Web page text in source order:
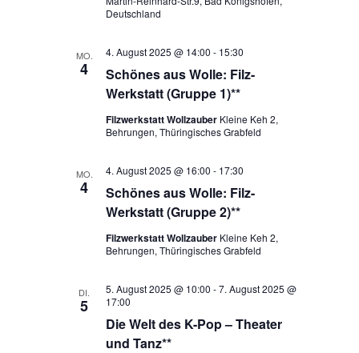
Deutschland
MO.
4
Schönes aus Wolle: Filz-
Werkstatt (Gruppe 1)**
4. August 2025 @ 14:00 - 15:30
Filzwerkstatt Wollzauber Kleine Keh 2,
Behrungen, Thüringisches Grabfeld
MO.
4
Schönes aus Wolle: Filz-
Werkstatt (Gruppe 2)**
4. August 2025 @ 16:00 - 17:30
Filzwerkstatt Wollzauber Kleine Keh 2,
Behrungen, Thüringisches Grabfeld
DI.
5
Die Welt des K-Pop – Theater
und Tanz**
5. August 2025 @ 10:00 -7. August 2025 @
17:00